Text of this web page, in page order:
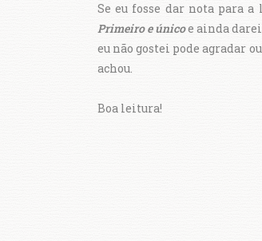
Se eu fosse dar nota para
Primeiro e únicoe ainda darei
eu não gostei pode agradar
achou.
Boa leitura!